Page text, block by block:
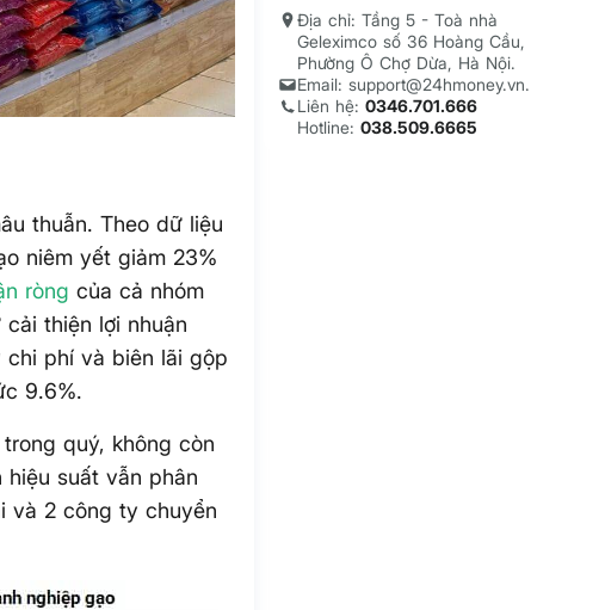
thuẫn. Theo dữ liệu
niêm yết giảm 23%
ròng của cả nhóm
thiện lợi nhuận
phí và biên lãi gộp
9.6%.
quý, không còn
suất vẫn phân
và 2 công ty chuyển
Địa chỉ: Tầng 5 - Toà nhà
Geleximco số 36 Hoàng Cầu,
Phường Ô Chợ Dừa, Hà Nội.
Email: support@24hmoney.vn.
Liên hệ:0346.701.666
Hotline:038.509.6665